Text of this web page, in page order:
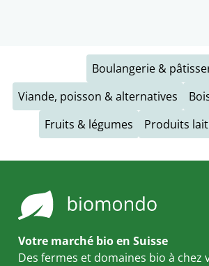
Boulangerie &
Viande, poisson & alternatives
Fruits & légumes
Produits
Votre marché bio en Suisse
Des fermes et domaines bio à chez